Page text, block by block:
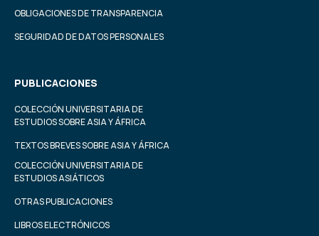
OBLIGACIONES DE TRANSPARENCIA
SEGURIDAD DE DATOS PERSONALES
PUBLICACIONES
COLECCIÓN UNIVERSITARIA DE
ESTUDIOS SOBRE ASIA Y ÁFRICA
TEXTOS BREVES SOBRE ASIA Y ÁFRICA
COLECCIÓN UNIVERSITARIA DE
ESTUDIOS ASIÁTICOS
OTRAS PUBLICACIONES
LIBROS ELECTRÓNICOS